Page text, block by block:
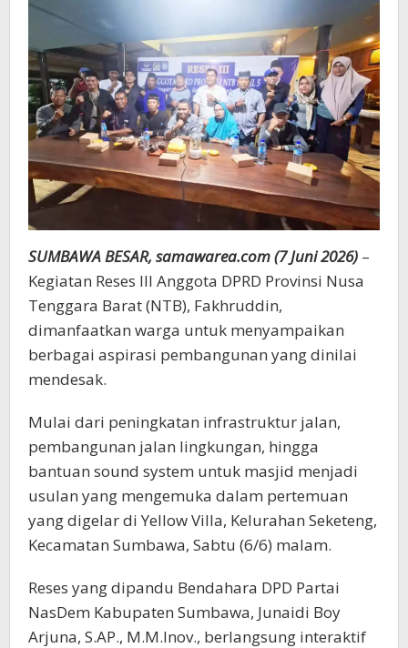
Fasilitas
Ibadah
Ditingkatkan
SUMBAWA BESAR, samawarea.com (7 Juni 2026) –
Kegiatan Reses III Anggota DPRD Provinsi Nusa
Tenggara Barat (NTB), Fakhruddin,
dimanfaatkan warga untuk menyampaikan
berbagai aspirasi pembangunan yang dinilai
mendesak.
Mulai dari peningkatan infrastruktur jalan,
pembangunan jalan lingkungan, hingga
bantuan sound system untuk masjid menjadi
usulan yang mengemuka dalam pertemuan
yang digelar di Yellow Villa, Kelurahan Seketeng,
Kecamatan Sumbawa, Sabtu (6/6) malam.
Reses yang dipandu Bendahara DPD Partai
NasDem Kabupaten Sumbawa, Junaidi Boy
Arjuna, S.AP., M.M.Inov., berlangsung interaktif